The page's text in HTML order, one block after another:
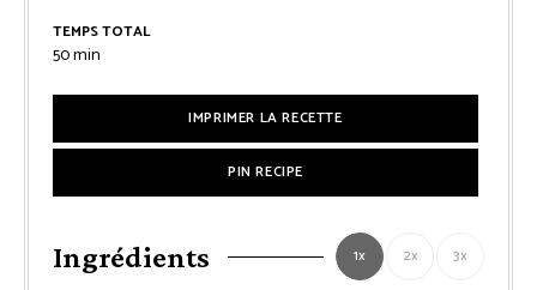
TEMPS TOTAL
50minutes
min
IMPRIMER LA RECETTE
PIN RECIPE
Ingrédients 1x 2x 3x